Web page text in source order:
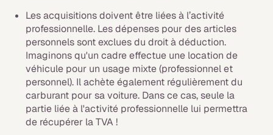
Les acquisitions doivent être liées à l’activité
professionnelle. Les dépenses pour des articles
personnels sont exclues du droit à déduction.
Imaginons qu'un cadre effectue une location de
véhicule pour un usage mixte (professionnel et
personnel). Il achète également régulièrement du
carburant pour sa voiture. Dans ce cas, seule la
partie liée à l'activité professionnelle lui permettra
de récupérer la TVA !